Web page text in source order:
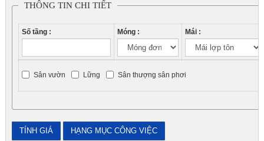
THÔNG TIN CHI TIẾT
Số tầng : Móng : Mái :
Sân vườn Lững Sân thượng sân phơi